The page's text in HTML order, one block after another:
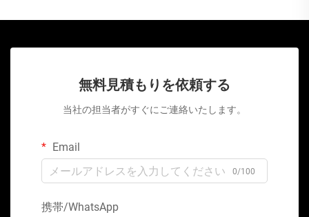
無料見積もりを依頼する
当社の担当者がすぐにご連絡いたします。
Email
0/100
携帯/WhatsApp